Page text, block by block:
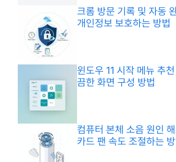
크롬 방문 기록 및 자동
개인정보 보호하는 방법
윈도우 11 시작 메뉴 추
끔한 화면 구성 방법
컴퓨터 본체 소음 원인
카드 팬 속도 조절하는